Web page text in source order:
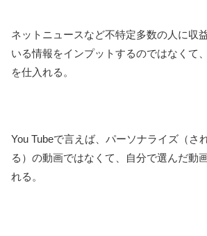
ネットニュースなど不特定多数の人に収
いる情報をインプットするのではなくて
を仕入れる。
You Tubeで言えば、パーソナライズ（さ
る）の動画ではなくて、自分で選んだ動
れる。